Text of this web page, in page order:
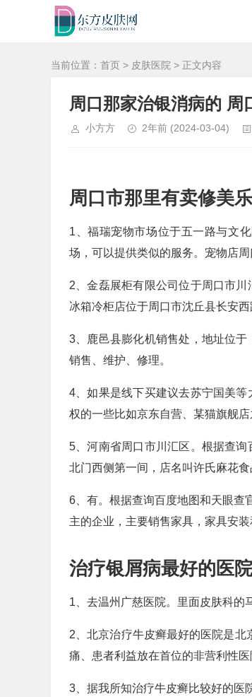
当前位置： 首页 > 皮肤医院 > 正文内容
周口那家治银消病的 周
小方方 2年前 (2024-03-04)
周口市那里有卖修美
1、福瑞宠物市场位于五一路与文
场，可以提供类似的服务。宠物店
2、金磊展柜有限公司位于周口市
冰箱冷柜店位于周口市沈丘县长安
3、鹿邑县膨化机销售处，地址位
销售、维护、修理。
4、如果是线下买建议去苏宁国美
权的一些比如京东自营、某猫旗舰店
5、河南省周口市川汇区。根据查
北门西侧第一间，店名叫许氏麻花
6、有。根据查询百度地图和天眼查
主的企业，主要销售家具，家具安装
治疗银屑病最好的医
1、去温州广慈医院。里面皮肤科的
2、北京治疗牛皮癣最好的医院是
痛、患者利益放在首位的非营利性医
3、据我所知治疗牛皮癣比较好的医